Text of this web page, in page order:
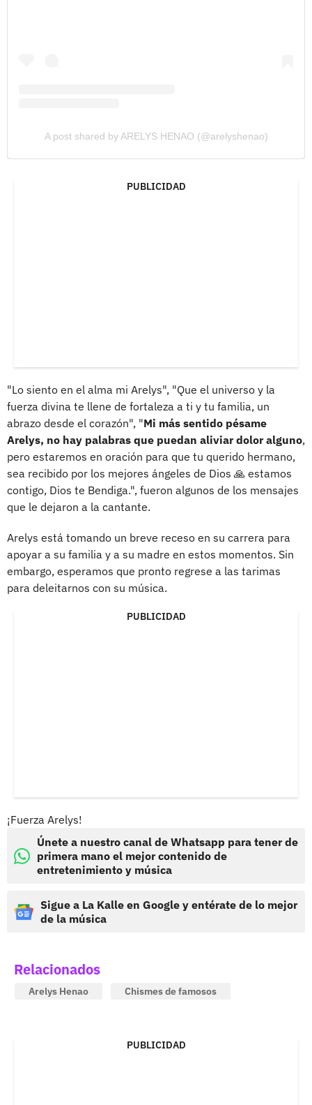
A post shared by ARELYS HENAO (@arelyshenao)
PUBLICIDAD
"Lo siento en el alma mi Arelys", "Que el universo y la
fuerza divina te llene de fortaleza a ti y tu familia, un
abrazo desde el corazón", "Mi más sentido pésame
Arelys, no hay palabras que puedan aliviar dolor alguno,
pero estaremos en oración para que tu querido hermano,
sea recibido por los mejores ángeles de Dios 🙏 estamos
contigo, Dios te Bendiga.", fueron algunos de los mensajes
que le dejaron a la cantante.
Arelys está tomando un breve receso en su carrera para
apoyar a su familia y a su madre en estos momentos. Sin
embargo, esperamos que pronto regrese a las tarimas
para deleitarnos con su música.
PUBLICIDAD
¡Fuerza Arelys!
Únete a nuestro canal de Whatsapp para tener de
primera mano el mejor contenido de
entretenimiento y música
Sigue a La Kalle en Google y entérate de lo mejor
de la música
Relacionados
Arelys Henao Chismes de famosos
PUBLICIDAD